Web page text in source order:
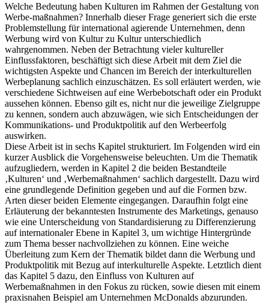
Welche Bedeutung haben Kulturen im Rahmen der Gestaltung von
Werbe-maßnahmen? Innerhalb dieser Frage generiert sich die erste
Problemstellung für international agierende Unternehmen, denn
Werbung wird von Kultur zu Kultur unterschiedlich
wahrgenommen. Neben der Betrachtung vieler kultureller
Einflussfaktoren, beschäftigt sich diese Arbeit mit dem Ziel die
wichtigsten Aspekte und Chancen im Bereich der interkulturellen
Werbeplanung sachlich einzuschätzen. Es soll erläutert werden, wie
verschiedene Sichtweisen auf eine Werbebotschaft oder ein Produkt
aussehen können. Ebenso gilt es, nicht nur die jeweilige Zielgruppe
zu kennen, sondern auch abzuwägen, wie sich Entscheidungen der
Kommunikations- und Produktpolitik auf den Werbeerfolg
auswirken.
Diese Arbeit ist in sechs Kapitel strukturiert. Im Folgenden wird ein
kurzer Ausblick die Vorgehensweise beleuchten. Um die Thematik
aufzugliedern, werden in Kapitel 2 die beiden Bestandteile
‚Kulturen‘ und ‚Werbemaßnahmen‘ sachlich dargestellt. Dazu wird
eine grundlegende Definition gegeben und auf die Formen bzw.
Arten dieser beiden Elemente eingegangen. Daraufhin folgt eine
Erläuterung der bekanntesten Instrumente des Marketings, genauso
wie eine Unterscheidung von Standardisierung zu Differenzierung
auf internationaler Ebene in Kapitel 3, um wichtige Hintergründe
zum Thema besser nachvollziehen zu können. Eine weiche
Überleitung zum Kern der Thematik bildet dann die Werbung und
Produktpolitik mit Bezug auf interkulturelle Aspekte. Letztlich dient
das Kapitel 5 dazu, den Einfluss von Kulturen auf
Werbemaßnahmen in den Fokus zu rücken, sowie diesen mit einem
praxisnahen Beispiel am Unternehmen McDonalds abzurunden.